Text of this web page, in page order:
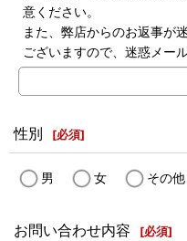
意ください。
また、弊店からのお返事が
ございますので、迷惑メー
性別 [必須]
男 女 その他
お問い合わせ内容 [必須]